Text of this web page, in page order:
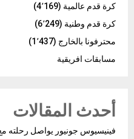
كرة قدم عالمية (4٬169)
كرة قدم وطنية (6٬249)
محترفونا بالخارج (1٬437)
مسابقات افريقية
أحدث المقالات
فينيسيوس جونيور يواصل رحلته مع